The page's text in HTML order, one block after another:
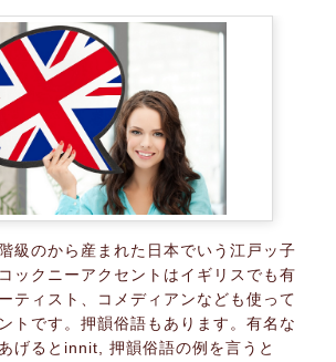
級のから産まれた日本でいう江戸ッ子
ックニーアクセントはイギリスでも有
ティスト、コメディアンなども使って
トです。押韻俗語もあります。有名な
げるとinnit, 押韻俗語の例を言うと